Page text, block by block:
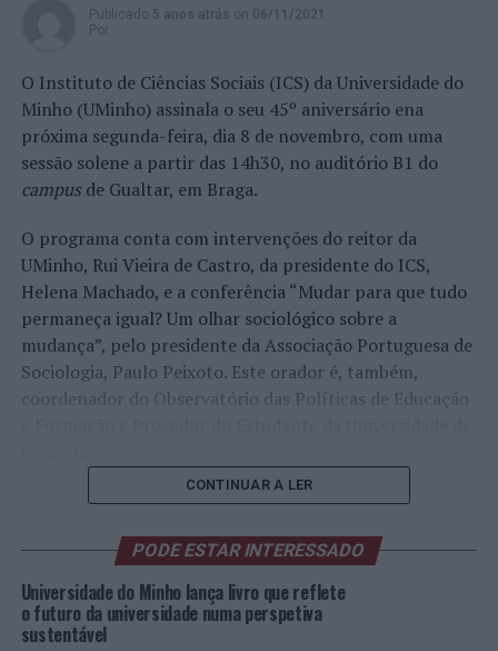
Publicado 5 anos atrás on 06/11/2021
Por
O Instituto de Ciências Sociais (ICS) da Universidade do
Minho (UMinho) assinala o seu 45º aniversário ena
próxima segunda-feira, dia 8 de novembro, com uma
sessão solene a partir das 14h30, no auditório B1 do
campusde Gualtar, em Braga.
O programa conta com intervenções do reitor da
UMinho, Rui Vieira de Castro, da presidente do ICS,
Helena Machado, e a conferência “Mudar para que tudo
permaneça igual? Um olhar sociológico sobre a
mudança”, pelo presidente da Associação Portuguesa de
Sociologia, Paulo Peixoto. Este orador é, também,
coordenador do Observatório das Políticas de Educação
(Imagem:
UMinho)
A cerimónia inclui a homenagem a seis docentes do ICS
recentemente aposentados – Joaquim Fidalgo e Manuel
CONTINUAR A LER
PODE ESTAR INTERESSADO
Universidade do Minho lança livro que reflete
o futuro da universidade numa perspetiva
sustentável